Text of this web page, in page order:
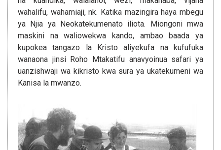
wahalifu, wahamiaji, nk. Katika mazingira haya mbegu
ya Njia ya Neokatekumenato iliota. Miongoni mwa
maskini na waliowekwa kando, ambao baada ya
kupokea tangazo la Kristo aliyekufa na kufufuka
wanaona jinsi Roho Mtakatifu anavyoinua safari ya
uanzishwaji wa kikristo kwa sura ya ukatekumeni wa
Kanisa la mwanzo.